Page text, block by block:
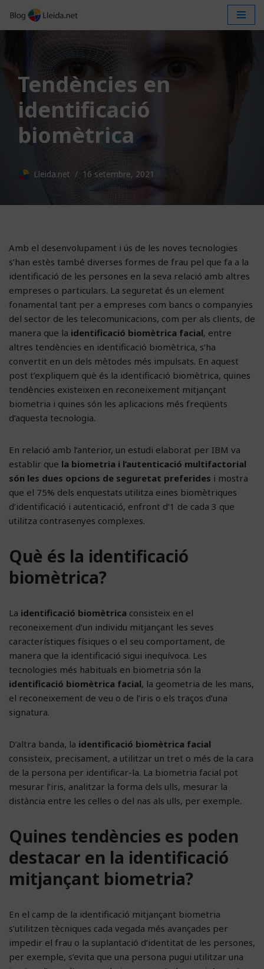
Vés
Tendències en
identificació
biomètrica
Lleida.net 16 setembre, 2021
Amb el desenvolupament i ús de les noves tecnologies
s’han estès també diverses formes de frau pel que fa a la
identificació de les persones en la seva relació amb altres
empreses o particulars. La seguretat és un element
fonamental tant per a empreses com bancs o companyies
del sector de les telecomunicacions, com per als clients, de
manera que la identificació biomètrica facial, entre
altres tendències en identificació biomètrica, s’ha
convertit en un dels mètodes més impulsats. En aquest
post t’expliquem què és la identificació biomètrica, quines
tendències existeixen en reconeixement mitjançant
biometria i quines són les aplicacions més freqüents
d’aquesta tecnologia.
En relació amb l’anterior, un estudi elaborat per IBM va
establir que la biometria i l’autenticació multifactorial
són les dues opcions de seguretat preferides i mostra
que el 75% dels enquestats utilitza eines biomètriques
d’identificació i autenticació, enfront d’1 de cada 3 que
utilitza contrasenyes complexes.
Què és la identificació
biomètrica?
La identificació biomètrica consisteix en el
reconeixement d’un individu mitjançant les seves
característiques físiques o el seu comportament, de
manera que la identificació sigui inequívoca. Les
tecnologies més habituals en biometria són la
identificació biomètrica facial, la geometria de les mans,
el reconeixement de veu o de l’iris o els traços d’una
signatura.
D’altra banda, la identificació biomètrica facial
consisteix, precisament, a utilitzar un tret o més de la cara
de la persona per identificar-la. La biometria facial pot
mesurar l’iris, analitzar la forma dels ulls, mesurar la
distància entre les celles o del nas als ulls, per exemple.
Quines tendències es poden
destacar en la identificació
mitjançant biometria?
En el camp de la identificació mitjançant biometria
s’utilitzen tècniques cada vegada més avançades per
impedir el frau o la suplantació d’identitat de les persones,
per exemple, s’evita que una persona pugui utilitzar una